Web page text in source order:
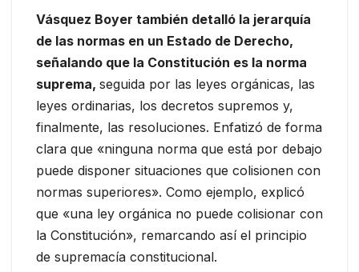
Vásquez Boyer también detalló la jerarquía
de las normas en un Estado de Derecho,
señalando que la Constitución es la norma
suprema, seguida por las leyes orgánicas, las
leyes ordinarias, los decretos supremos y,
finalmente, las resoluciones. Enfatizó de forma
clara que «ninguna norma que está por debajo
puede disponer situaciones que colisionen con
normas superiores». Como ejemplo, explicó
que «una ley orgánica no puede colisionar con
la Constitución», remarcando así el principio
de supremacía constitucional.